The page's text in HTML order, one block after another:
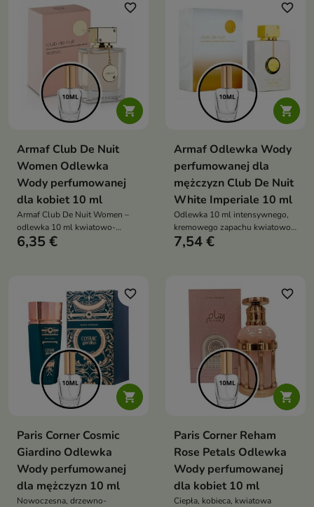

favorite_border
Armaf Club De Nuit
Women Odlewka
Wody perfumowanej
dla kobiet 10 ml
Armaf Club De Nuit Women –
odlewka 10 ml kwiatowo-
owocowej, zmysłowej
6,35 €

favorite_border
Armaf Odlewka Wody
perfumowanej dla
mężczyzn Club De Nuit
White Imperiale 10 ml
Odlewka 10 ml intensywnego,
kremowego zapachu kwiatowo-
orientalnego, łączącego słodycz
7,54 €

favorite_border
Paris Corner Cosmic
Giardino Odlewka
Wody perfumowanej
dla mężczyzn 10 ml
Nowoczesna, drzewno-

favorite_border
Paris Corner Reham
Rose Petals Odlewka
Wody perfumowanej
dla kobiet 10 ml
Ciepła, kobieca, kwiatowa